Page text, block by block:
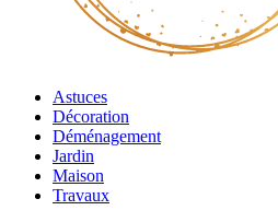
Astuces
Décoration
Déménagement
Jardin
Maison
Travaux